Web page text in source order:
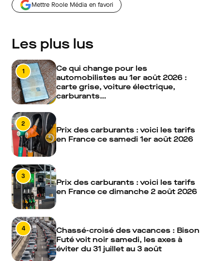
Mettre Roole Média en favori
Les plus lus
1
Ce qui change pour les
automobilistes au 1er août 2026 :
carte grise, voiture électrique,
carburants…
2
Prix des carburants : voici les tarifs
en France ce samedi 1er août 2026
3
Prix des carburants : voici les tarifs
en France ce dimanche 2 août 2026
4
Chassé-croisé des vacances : Bison
Futé voit noir samedi, les axes à
éviter du 31 juillet au 3 août